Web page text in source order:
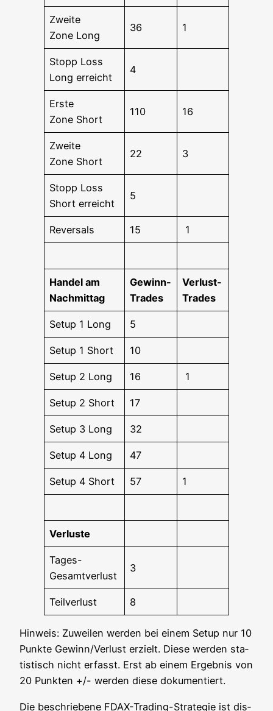
Zwei­te
Zone Long
36 1
Stopp Loss
Long erreicht
4
Ers­te
Zone Short
110 16
Zwei­te
Zone Short
22 3
Stopp Loss
Short erreicht
5
Rever­sals 15 1
Han­del am
Nachmittag
Gewinn-
Trades
Ver­lust-
Trades
Set­up 1 Long 5
Set­up 1 Short 10
Set­up 2 Long 16 1
Set­up 2 Short 17
Set­up 3 Long 32
Set­up 4 Long 47
Set­up 4 Short 57 1
Ver­lus­te
Tages-
Gesamt­ver­lust
3
Teil­ver­lust 8
Hin­weis: Zuwei­len wer­den bei einem Set­up nur 10
Punk­te Gewinn/Verlust erzielt. Die­se wer­den sta­
tis­tisch nicht erfasst. Erst ab einem Ergeb­nis von
20 Punk­ten +/- wer­den die­se dokumentiert.
Die beschrie­be­ne FDAX-Tra­ding-Stra­te­gie ist dis­